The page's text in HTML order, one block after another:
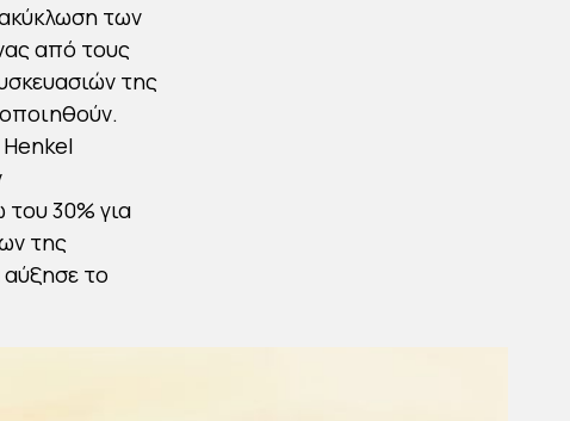
των
από τους
της
30% για
της
αύξησε το